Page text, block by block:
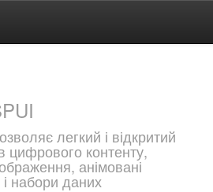
легкий і відкритий
цифрового контенту,
анімовані
набори даних